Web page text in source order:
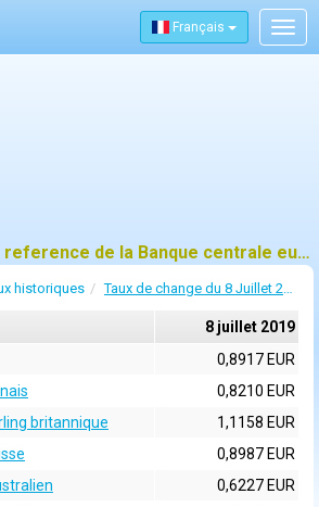
Français
Taux de change de reference de la Banque centrale europeenne (BCE) pour 8 juillet 2019
historiques Taux de change du 8 Juillet 2019
8 juillet 2019
0,8917 EUR
0,8210 EUR
britannique
1,1158 EUR
0,8987 EUR
0,6227 EUR